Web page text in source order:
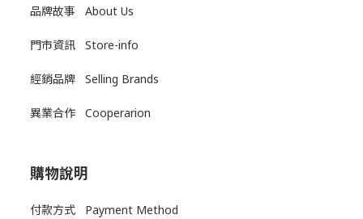
品牌故事 About Us
門市資訊 Store-info
經銷品牌 Selling Brands
異業合作 Cooperarion
購物說明
付款方式 Payment Method